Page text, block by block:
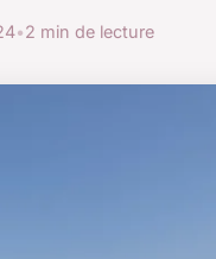
•2 min de lecture